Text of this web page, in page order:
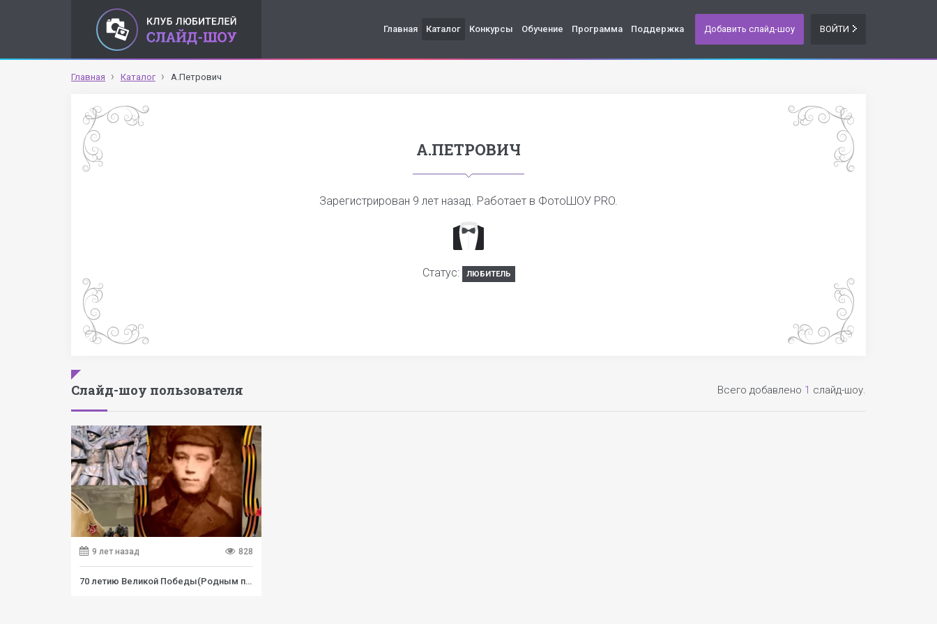
Главная Каталог Конкурсы Обучение Программа Поддержка Добавить слайд-шоу ВОЙТИ
Главная Каталог А.Петрович
А.ПЕТРОВИЧ
Зарегистрирован 9 лет назад. Работает в ФотоШОУ PRO.
Статус: ЛЮБИТЕЛЬ
Слайд-шоу пользователя Всего добавлено 1 слайд-шоу.
9 лет назад 828
70 летию Великой Победы(Родным посвящается)